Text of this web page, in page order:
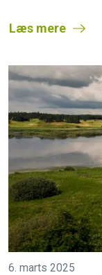
Læs mere
6. marts 2025